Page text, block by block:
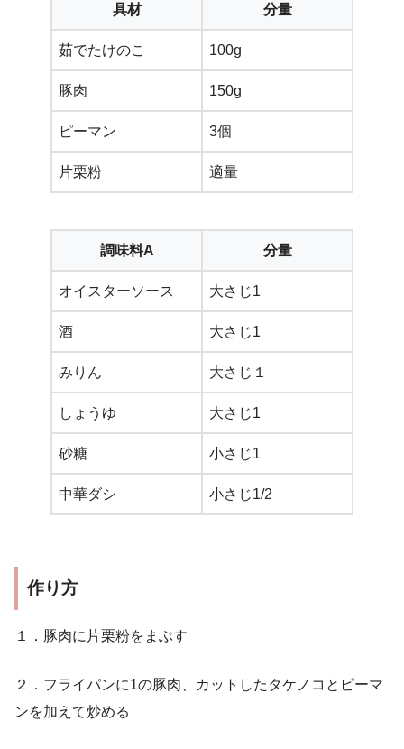
具材 分量
茹でたけのこ 100g
豚肉 150g
ピーマン 3個
片栗粉 適量
調味料A 分量
オイスターソース 大さじ1
酒 大さじ1
みりん 大さじ１
しょうゆ 大さじ1
砂糖 小さじ1
中華ダシ 小さじ1/2
作り方
１．豚肉に片栗粉をまぶす
２．フライパンに1の豚肉、カットしたタケノコとピーマ
ンを加えて炒める